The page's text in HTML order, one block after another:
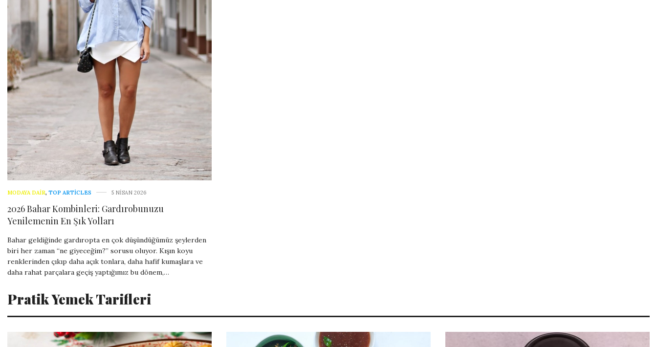
MODAYA DAIR, TOP ARTICLES 5 NISAN 2026
2026 Bahar Kombinleri: Gardırobunuzu
Yenilemenin En Şık Yolları
Bahar geldiğinde gardıropta en çok düşündüğümüz şeylerden
biri her zaman “ne giyeceğim?” sorusu oluyor. Kışın koyu
renklerinden çıkıp daha açık tonlara, daha hafif kumaşlara ve
daha rahat parçalara geçiş yaptığımız bu dönem,…
Pratik Yemek Tarifleri